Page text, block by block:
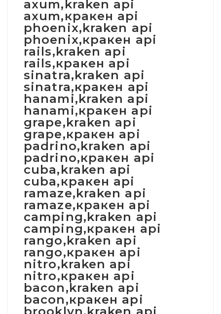
axum,kraken api
axum,кракен api
phoenix,kraken api
phoenix,кракен api
rails,kraken api
rails,кракен api
sinatra,kraken api
sinatra,кракен api
hanami,kraken api
hanami,кракен api
grape,kraken api
grape,кракен api
padrino,kraken api
padrino,кракен api
cuba,kraken api
cuba,кракен api
ramaze,kraken api
ramaze,кракен api
camping,kraken api
camping,кракен api
rango,kraken api
rango,кракен api
nitro,kraken api
nitro,кракен api
bacon,kraken api
bacon,кракен api